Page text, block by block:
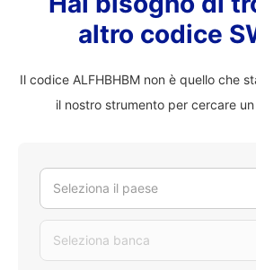
altro codice
Il codice ALFHBHBM non è quello che
il nostro strumento per cercare
Seleziona il paese
Seleziona banca